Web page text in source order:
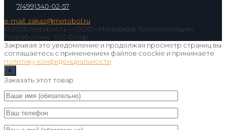
7(499)340-02-57
e-mail: zakaz@metobol.ru
© 2026 metobol.ru — ООО «Менеджер Теплоизоляция».
Разработано: TSG Group
Закрывая это уведомление и продолжая просмотр страниц вы
соглашаетесь с применением файлов coockie и принимаете
политику конфиденциальности
×
Заказать этот товар